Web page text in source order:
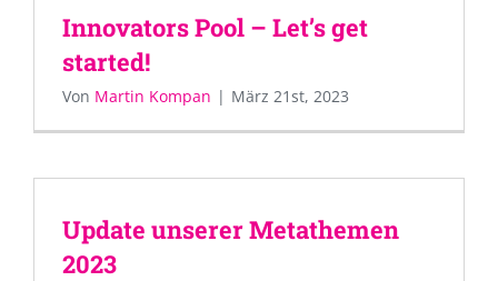
Innovators Pool – Let’s get
started!
Von Martin Kompan | März 21st, 2023
Update unserer Metathemen
2023